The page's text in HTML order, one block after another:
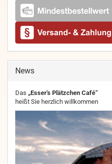
News
Das „Esser's Plätzchen Café“
heißt Sie herzlich willkommen